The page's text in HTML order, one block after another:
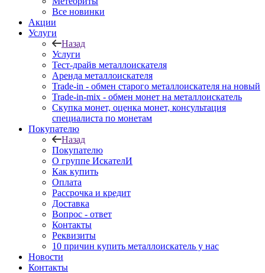
Все новинки
Акции
Услуги
Назад
Услуги
Тест-драйв металлоискателя
Аренда металлоискателя
Trade-in - обмен старого металлоискателя на новый
Trade-in-mix - обмен монет на металлоискатель
Скупка монет, оценка монет, консультация
специалиста по монетам
Покупателю
Назад
Покупателю
О группе ИскателИ
Как купить
Оплата
Рассрочка и кредит
Доставка
Вопрос - ответ
Контакты
Реквизиты
10 причин купить металлоискатель у нас
Новости
Контакты